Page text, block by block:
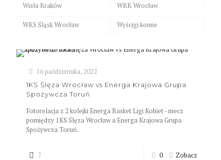
Wisła Kraków WKK Wrocław
WKS Śląsk Wrocław Wyścigi konne
16 października, 2022
1KS Ślęza Wrocław vs Energa Krajowa Grupa
Spożywcza Toruń
Fotorelacja z 2 kolejki Energa Basket Ligi Kobiet - mecz
pomiędzy 1KS Ślęza Wrocław a Energa Krajowa Grupa
Spożywcza Toruń.
7 0 Zobacz